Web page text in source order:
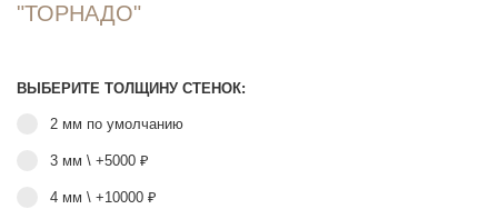
"ТОРНАДО"
ВЫБЕРИТЕ ТОЛЩИНУ СТЕНОК:
2 мм по умолчанию
3 мм \ +5000 ₽
4 мм \ +10000 ₽